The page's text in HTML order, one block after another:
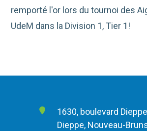
remporté l'or lors du tournoi des
UdeM dans la Division 1, Tier 1!
1630, boulevard Dieppe
Dieppe, Nouveau-